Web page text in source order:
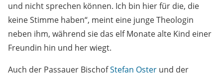
und nicht sprechen können. Ich bin hier für die, die
keine Stimme haben“, meint eine junge Theologin
neben ihm, während sie das elf Monate alte Kind einer
Freundin hin und her wiegt.
Auch der Passauer BischofStefan Oster und der